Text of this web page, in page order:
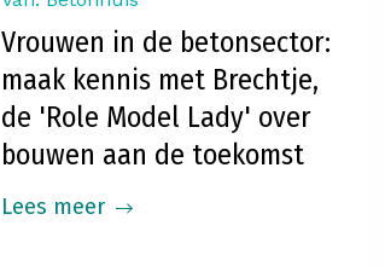
Vrouwen in de betonsector:
maak kennis met Brechtje,
de 'Role Model Lady' over
bouwen aan de toekomst
Lees meer